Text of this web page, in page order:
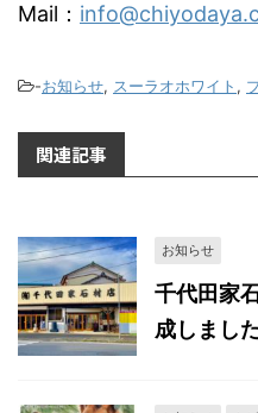
Mail：
-お知らせ, スーラオホワイト ,
関連記事
お知らせ
千代田家
成しまし